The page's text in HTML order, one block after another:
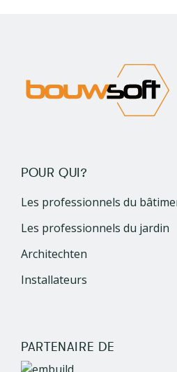
POUR QUI?
Les professionnels du
Les professionnels du jardin
Architechten
Installateurs
PARTENAIRE DE
Image